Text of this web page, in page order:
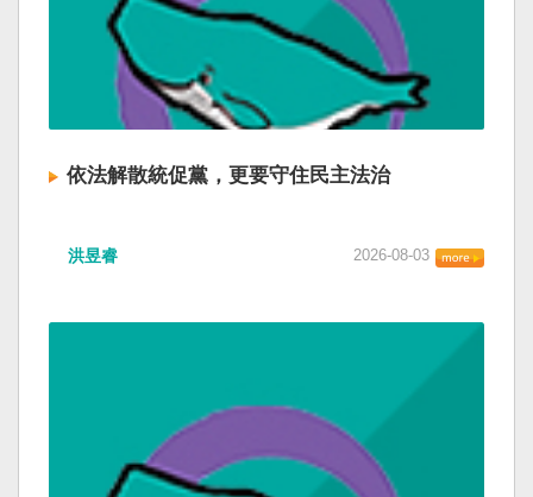
依法解散統促黨，更要守住民主法治
洪昱睿 2026-08-03